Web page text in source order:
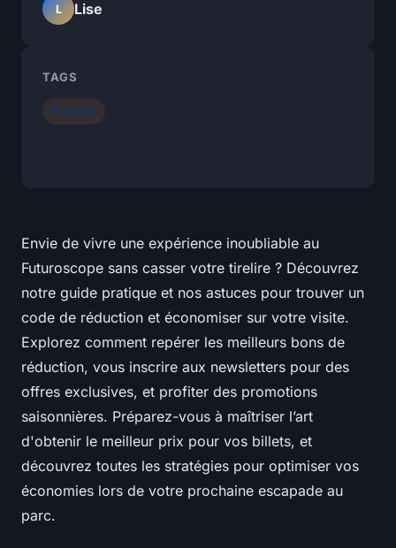
Envie de vivre une expérience inoubliable au
Futuroscope sans casser votre tirelire ? Découvrez
notre guide pratique et nos astuces pour trouver un
code de réduction et économiser sur votre visite.
Explorez comment repérer les meilleurs bons de
réduction, vous inscrire aux newsletters pour des
offres exclusives, et profiter des promotions
saisonnières. Préparez-vous à maîtriser l’art
d'obtenir le meilleur prix pour vos billets, et
découvrez toutes les stratégies pour optimiser vos
économies lors de votre prochaine escapade au
parc.
L Lise
TAGS
Bon plan